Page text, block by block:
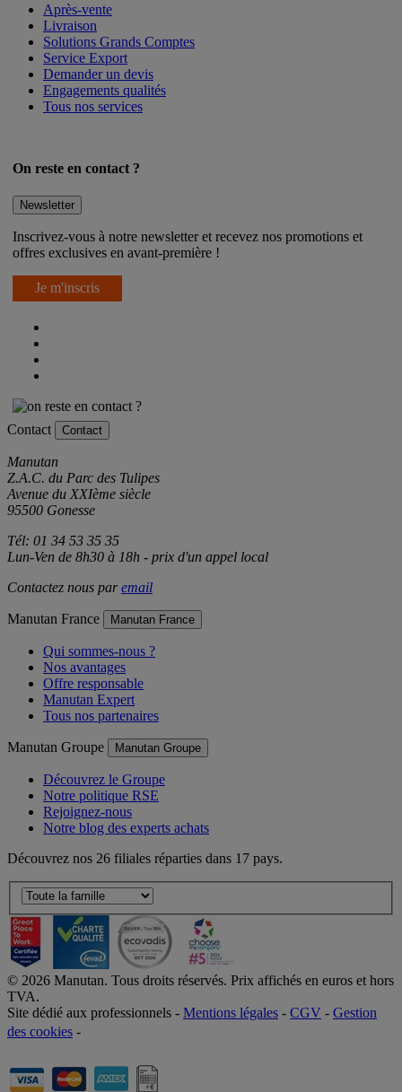
Après-vente
Livraison
Solutions Grands Comptes
Service Export
Demander un devis
Engagements qualités
Tous nos services
On reste en contact ?
Newsletter
Inscrivez-vous à notre newsletter et recevez nos promotions et
offres exclusives en avant-première !
Je m'inscris
Contact Contact
Manutan
Z.A.C. du Parc des Tulipes
Avenue du XXIème siècle
95500 Gonesse
Tél: 01 34 53 35 35
Lun-Ven de 8h30 à 18h - prix d'un appel local
Contactez nous paremail
Manutan France Manutan France
Qui sommes-nous ?
Nos avantages
Offre responsable
Manutan Expert
Tous nos partenaires
Manutan Groupe Manutan Groupe
Découvrez le Groupe
Notre politique RSE
Rejoignez-nous
Notre blog des experts achats
Découvrez nos 26 filiales réparties dans 17 pays.
© 2026 Manutan. Tous droits réservés. Prix affichés en euros et hors
TVA.
Site dédié aux professionnels - Mentions légales - CGV - Gestion
des cookies -